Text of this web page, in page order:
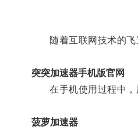
随着互联网技术的飞
突突加速器手机版官网
在手机使用过程中，用
菠萝加速器